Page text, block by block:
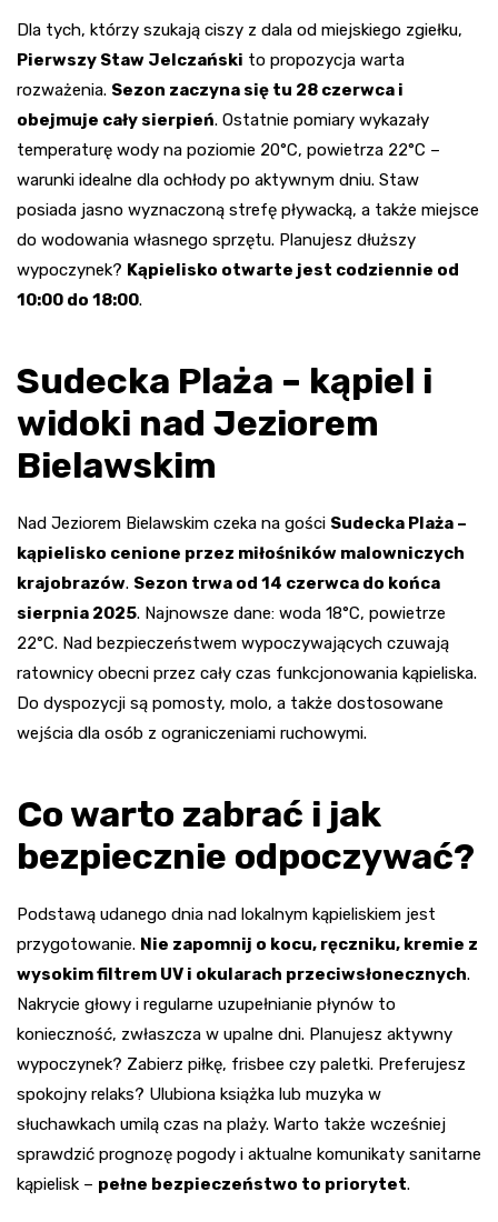
Dla tych, którzy szukają ciszy z dala od miejskiego zgiełku,
Pierwszy Staw Jelczański to propozycja warta
rozważenia. Sezon zaczyna się tu 28 czerwca i
obejmuje cały sierpień. Ostatnie pomiary wykazały
temperaturę wody na poziomie 20°C, powietrza 22°C –
warunki idealne dla ochłody po aktywnym dniu. Staw
posiada jasno wyznaczoną strefę pływacką, a także miejsce
do wodowania własnego sprzętu. Planujesz dłuższy
wypoczynek? Kąpielisko otwarte jest codziennie od
10:00 do 18:00.
Sudecka Plaża – kąpiel i
widoki nad Jeziorem
Bielawskim
Nad Jeziorem Bielawskim czeka na gości Sudecka Plaża –
kąpielisko cenione przez miłośników malowniczych
krajobrazów. Sezon trwa od 14 czerwca do końca
sierpnia 2025. Najnowsze dane: woda 18°C, powietrze
22°C. Nad bezpieczeństwem wypoczywających czuwają
ratownicy obecni przez cały czas funkcjonowania kąpieliska.
Do dyspozycji są pomosty, molo, a także dostosowane
wejścia dla osób z ograniczeniami ruchowymi.
Co warto zabrać i jak
bezpiecznie odpoczywać?
Podstawą udanego dnia nad lokalnym kąpieliskiem jest
przygotowanie. Nie zapomnij o kocu, ręczniku, kremie z
wysokim filtrem UV i okularach przeciwsłonecznych.
Nakrycie głowy i regularne uzupełnianie płynów to
konieczność, zwłaszcza w upalne dni. Planujesz aktywny
wypoczynek? Zabierz piłkę, frisbee czy paletki. Preferujesz
spokojny relaks? Ulubiona książka lub muzyka w
słuchawkach umilą czas na plaży. Warto także wcześniej
sprawdzić prognozę pogody i aktualne komunikaty sanitarne
kąpielisk – pełne bezpieczeństwo to priorytet.